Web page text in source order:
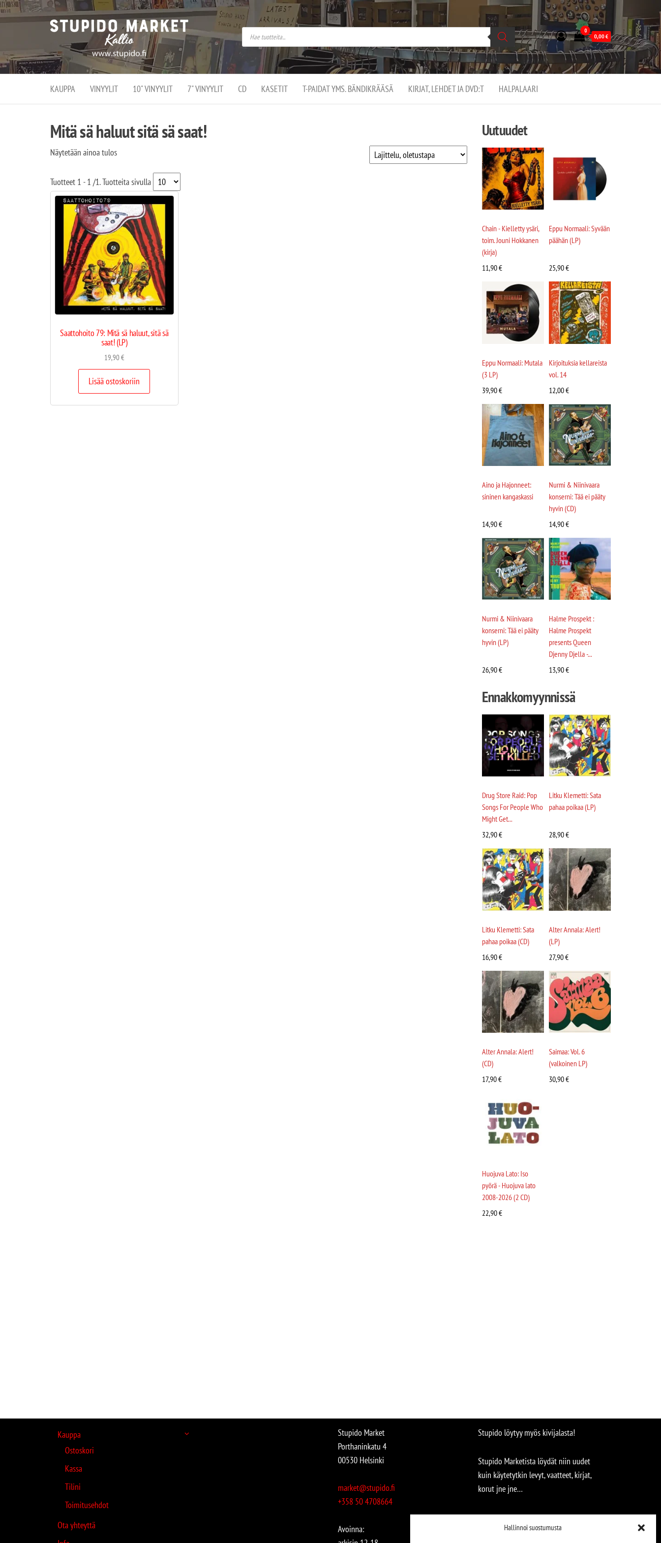
Hallinnoi suostumusta
Stupido
Market –
verkossa
ja
kivijalassa
Stupido Market on
vaihtoehtomusaan
erikoistunut
verkko- sekä
kivijalkakauppa
Helsingissä
Kallion
0
0,00€
KAUPPA VINYYLIT 10" VINYYLIT 7" VINYYLIT CD KASETIT T-PAIDAT YMS. BÄNDIKRÄÄSÄ KIRJAT, LEHDET JA DVD:T HALPALAARI
Mitä sä haluut sitä sä saat!
Näytetään ainoa tulos
Tuotteet 1 - 1 /1. Tuotteita sivulla
Saattohoito 79: Mitä sä haluut, sitä sä
saat! (LP)
19,90€
Lisää ostoskoriin
Uutuudet
Chain - Kielletty ysäri,
toim. Jouni Hokkanen
(kirja)
11,90€
Eppu Normaali: Syvään
päähän (LP)
25,90€
Eppu Normaali: Mutala
(3 LP)
39,90€
Kirjoituksia kellareista
vol. 14
12,00€
Aino ja Hajonneet:
sininen kangaskassi
14,90€
Nurmi & Niinivaara
konserni: Tää ei pääty
hyvin (CD)
14,90€
Nurmi & Niinivaara
konserni: Tää ei pääty
hyvin (LP)
26,90€
Halme Prospekt :
Halme Prospekt
presents Queen
Djenny Djella -...
13,90€
Ennakkomyynnissä
Drug Store Raid: Pop
Songs For People Who
Might Get...
32,90€
Litku Klemetti: Sata
pahaa poikaa (LP)
28,90€
Litku Klemetti: Sata
pahaa poikaa (CD)
16,90€
Alter Annala: Alert!
(LP)
27,90€
Alter Annala: Alert!
(CD)
17,90€
Saimaa: Vol. 6
(valkoinen LP)
30,90€
Huojuva Lato: Iso
pyörä - Huojuva lato
2008-2026 (2 CD)
22,90€
Kauppa
Ostoskori
Kassa
Tilini
Toimitusehdot
Ota yhteyttä
Stupido Market
Porthaninkatu 4
00530 Helsinki
market@stupido.fi
+358 50 4708664
Avoinna:
Stupido löytyy myös kivijalasta!
Stupido Marketista löydät niin uudet
kuin käytetytkin levyt, vaatteet, kirjat,
korut jne jne…